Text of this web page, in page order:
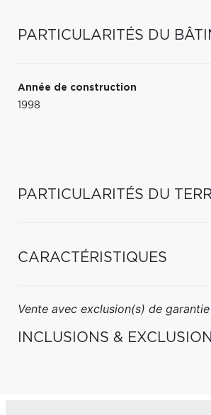
PARTICULARITÉS DU
Année de construction
1998
PARTICULARITÉS DU
CARACTÉRISTIQUES
Vente avec exclusion(s) de
INCLUSIONS &